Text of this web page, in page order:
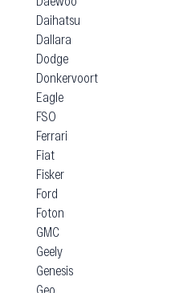
Daihatsu
Dallara
Dodge
Donkervoort
Eagle
FSO
Ferrari
Fiat
Fisker
Ford
Foton
GMC
Geely
Genesis
Geo